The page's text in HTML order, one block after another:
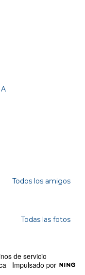
Todos los amigos
Todas las fotos
de servicio
Impulsado por